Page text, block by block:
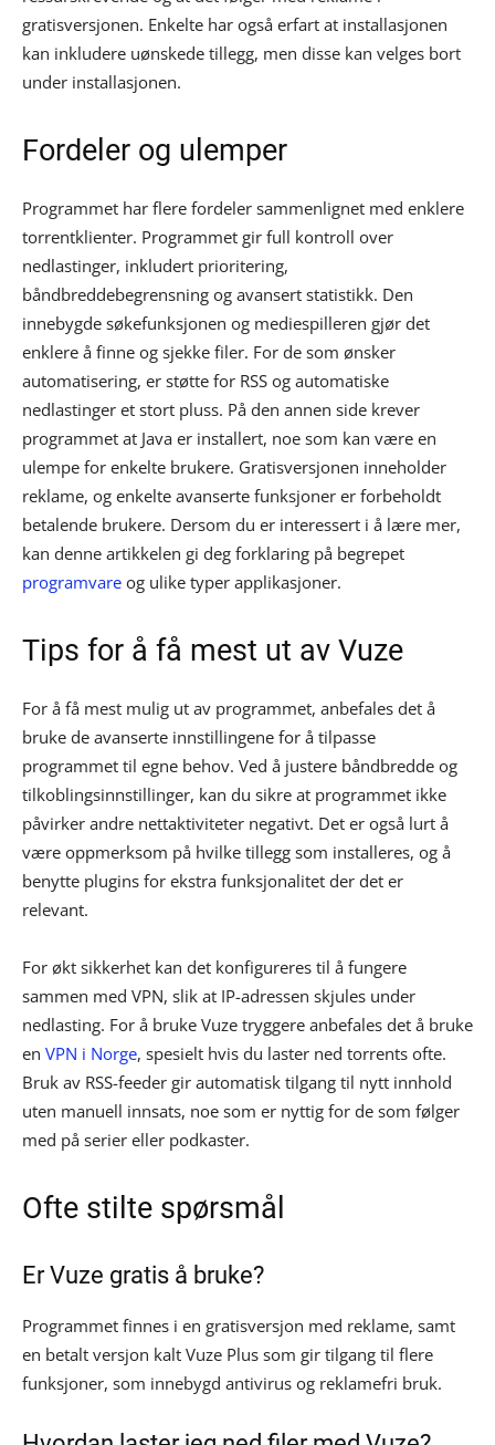
gratisversjonen. Enkelte har også erfart at installasjonen
kan inkludere uønskede tillegg, men disse kan velges bort
under installasjonen.
Fordeler og ulemper
Programmet har flere fordeler sammenlignet med enklere
torrentklienter. Programmet gir full kontroll over
nedlastinger, inkludert prioritering,
båndbreddebegrensning og avansert statistikk. Den
innebygde søkefunksjonen og mediespilleren gjør det
enklere å finne og sjekke filer. For de som ønsker
automatisering, er støtte for RSS og automatiske
nedlastinger et stort pluss. På den annen side krever
programmet at Java er installert, noe som kan være en
ulempe for enkelte brukere. Gratisversjonen inneholder
reklame, og enkelte avanserte funksjoner er forbeholdt
betalende brukere. Dersom du er interessert i å lære mer,
kan denne artikkelen gi deg forklaring på begrepet
programvare og ulike typer applikasjoner.
Tips for å få mest ut av Vuze
For å få mest mulig ut av programmet, anbefales det å
bruke de avanserte innstillingene for å tilpasse
programmet til egne behov. Ved å justere båndbredde og
tilkoblingsinnstillinger, kan du sikre at programmet ikke
påvirker andre nettaktiviteter negativt. Det er også lurt å
være oppmerksom på hvilke tillegg som installeres, og å
benytte plugins for ekstra funksjonalitet der det er
relevant.
For økt sikkerhet kan det konfigureres til å fungere
sammen med VPN, slik at IP-adressen skjules under
nedlasting. For å bruke Vuze tryggere anbefales det å bruke
en VPN i Norge, spesielt hvis du laster ned torrents ofte.
Bruk av RSS-feeder gir automatisk tilgang til nytt innhold
uten manuell innsats, noe som er nyttig for de som følger
med på serier eller podkaster.
Ofte stilte spørsmål
Er Vuze gratis å bruke?
Programmet finnes i en gratisversjon med reklame, samt
en betalt versjon kalt Vuze Plus som gir tilgang til flere
funksjoner, som innebygd antivirus og reklamefri bruk.